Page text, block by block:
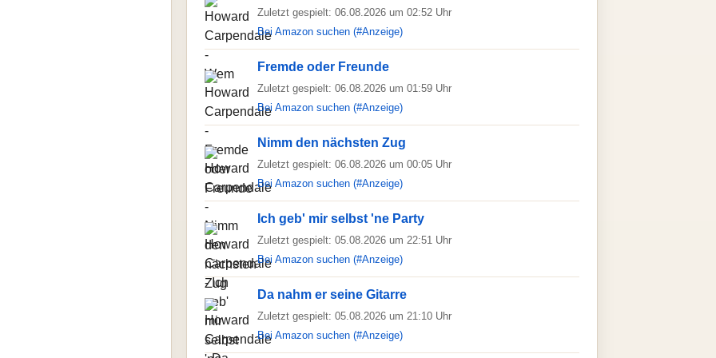
Zuletzt gespielt: 06.08.2026 um 02:52 Uhr
Bei Amazon suchen (#Anzeige)
Fremde oder Freunde
Zuletzt gespielt: 06.08.2026 um 01:59 Uhr
Bei Amazon suchen (#Anzeige)
Nimm den nächsten Zug
Zuletzt gespielt: 06.08.2026 um 00:05 Uhr
Bei Amazon suchen (#Anzeige)
Ich geb' mir selbst 'ne Party
Zuletzt gespielt: 05.08.2026 um 22:51 Uhr
Bei Amazon suchen (#Anzeige)
Da nahm er seine Gitarre
Zuletzt gespielt: 05.08.2026 um 21:10 Uhr
Bei Amazon suchen (#Anzeige)